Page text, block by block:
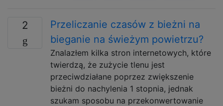
2
Przeliczanie czasów z bieżni na
bieganie na świeżym powietrzu?
Znalazłem kilka stron internetowych, które
twierdzą, że zużycie tlenu jest
przeciwdziałane poprzez zwiększenie
bieżni do nachylenia 1 stopnia, jednak
szukam sposobu na przekonwertowanie